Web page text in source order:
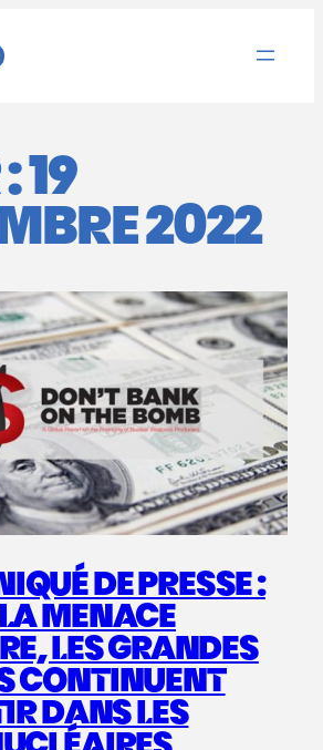
19
2022
DE PRESSE :
MENACE
LES GRANDES
CONTINUENT
DANS LES